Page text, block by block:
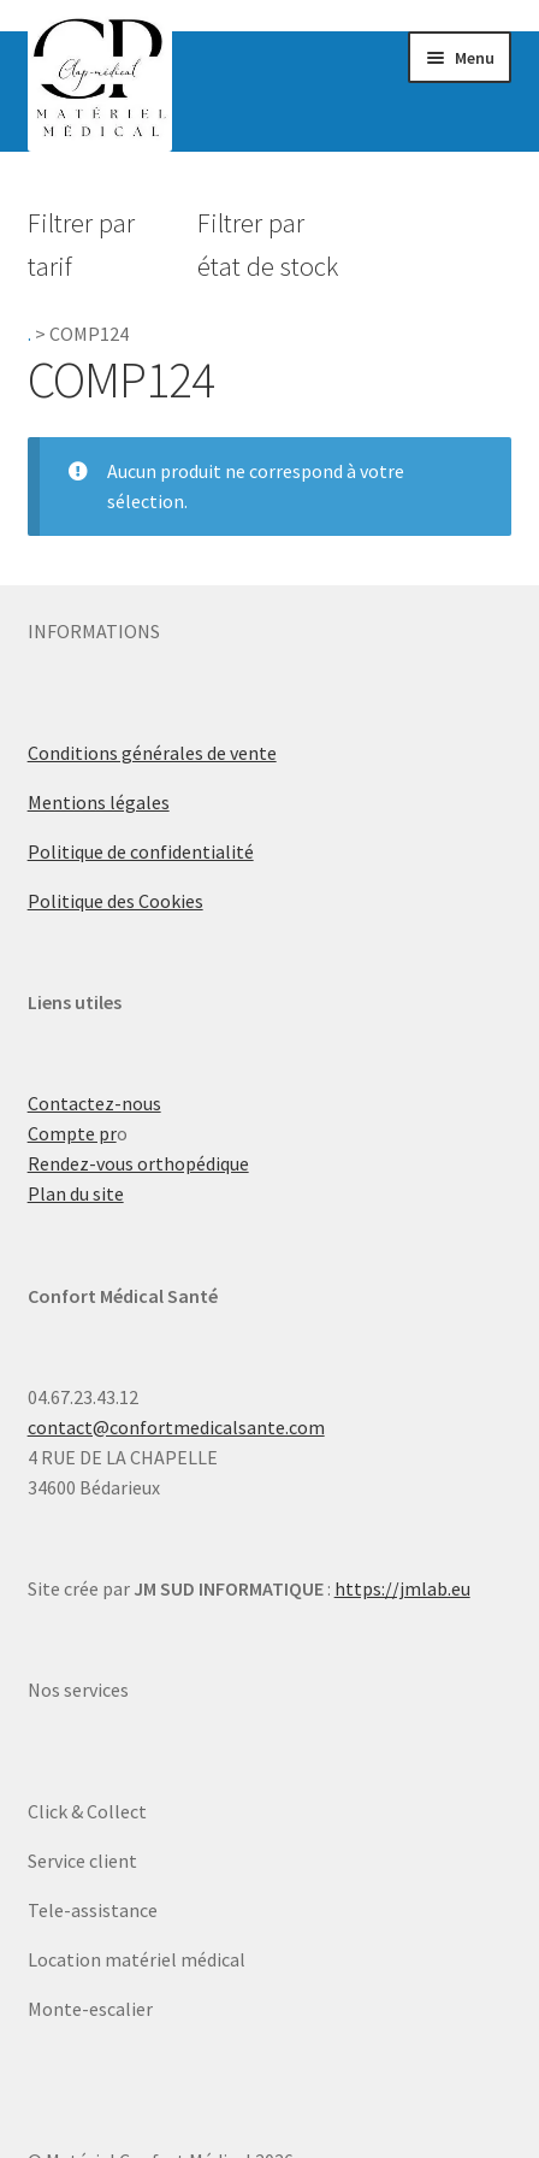
Menu
Hygiène
Accessoires Salle de bain
Pro.
Filtrer par
tarif
Filtrer par
état de stock
. > COMP124
COMP124
Aucun produit ne correspond à votre
sélection.
INFORMATIONS
Conditions générales de vente
Mentions légales
Politique de confidentialité
Politique des Cookies
Liens utiles
Contactez-nous
Compte pro
Rendez-vous orthopédique
Plan du site
Confort Médical Santé
04.67.23.43.12
contact@confortmedicalsante.com
4 RUE DE LA CHAPELLE
34600 Bédarieux
Site crée par JM SUD INFORMATIQUE: https://jmlab.eu
Nos services
Click & Collect
Service client
Tele-assistance
Location matériel médical
Monte-escalier